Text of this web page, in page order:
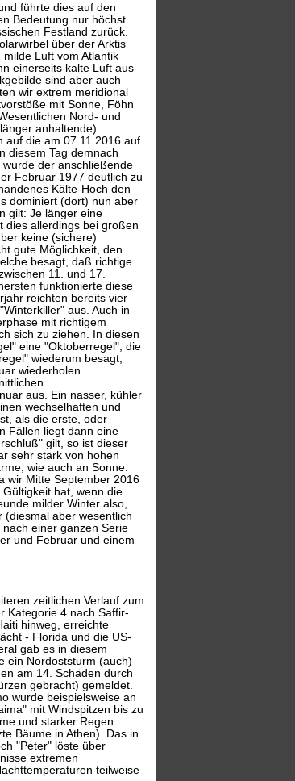
führte dies auf den
Bedeutung nur höchst
Festland zurück.
über der Arktis
Luft vom Atlantik
einerseits kalte Luft aus
sind aber auch
wir extrem meridional
mit Sonne, Föhn
Nord- und
anhaltende)
auf die am 07.11.2016 auf
diesem Tag demnach
der anschließende
Februar 1977 deutlich zu
Kälte-Hoch den
dominiert (dort) nun aber
gilt: Je länger eine
dies allerdings bei großen
keine (sichere)
gute Möglichkeit, den
besagt, daß richtige
11. und 17.
funktionierte diese
reichten bereits vier
aus. Auch in
mit richtigem
sich zu ziehen. In diesen
eine "Oktoberregel", die
wiederum besagt,
wiederholen.
aus. Ein nasser, kühler
wechselhaften und
als die erste, oder
Fällen liegt dann eine
gilt, so ist dieser
sehr stark von hohen
wie auch an Sonne.
wir Mitte September 2016
hat, wenn die
milder Winter also,
aber wesentlich
einer ganzen Serie
und Februar und einem
zeitlichen Verlauf zum
Kategorie 4 nach Saffir-
hinweg, erreichte
- Florida und die US-
gab es in diesem
ein Nordoststurm (auch)
am 14. Schäden durch
gebracht) gemeldet.
wurde beispielsweise an
mit Windspitzen bis zu
und starker Regen
Bäume in Athen). Das in
"Peter" löste über
extremen
teilweise